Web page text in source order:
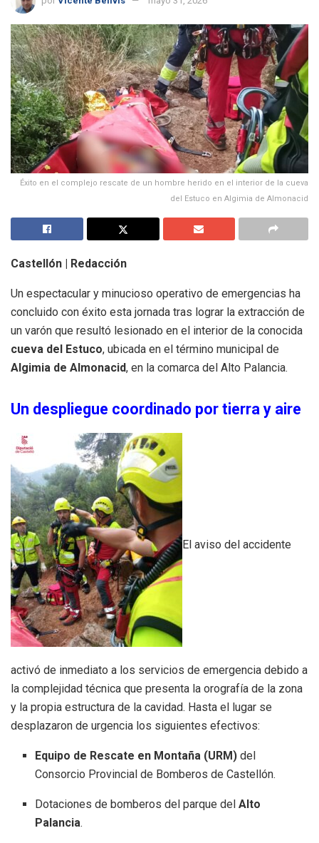
Éxito en el complejo rescate de un hombre herido en el interior de la cueva
del Estuco en Algimia de Almonacid
Castellón | Redacción
Un espectacular y minucioso operativo de emergencias ha
concluido con éxito esta jornada tras lograr la extracción de
un varón que resultó lesionado en el interior de la conocida
cueva del Estuco, ubicada en el término municipal de
Algimia de Almonacid, en la comarca del Alto Palancia.
Un despliegue coordinado por tierra y aire
El aviso del accidente
activó de inmediato a los servicios de emergencia debido a
la complejidad técnica que presenta la orografía de la zona
y la propia estructura de la cavidad. Hasta el lugar se
desplazaron de urgencia los siguientes efectivos:
Equipo de Rescate en Montaña (URM) del
Consorcio Provincial de Bomberos de Castellón.
Dotaciones de bomberos del parque delAlto
Palancia.